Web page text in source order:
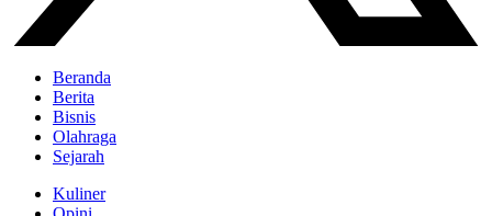
Beranda
Berita
Bisnis
Olahraga
Sejarah
Kuliner